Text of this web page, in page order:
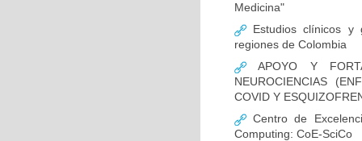
Medicina"
Estudios clínicos y
regiones de Colombia
APOYO Y
NEUROCIENCIAS
COVID Y
Centro de
Computing: CoE-SciCo